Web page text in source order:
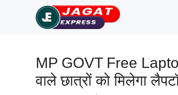
MP GOVT Free
वाले छात्रों को मिलेगा